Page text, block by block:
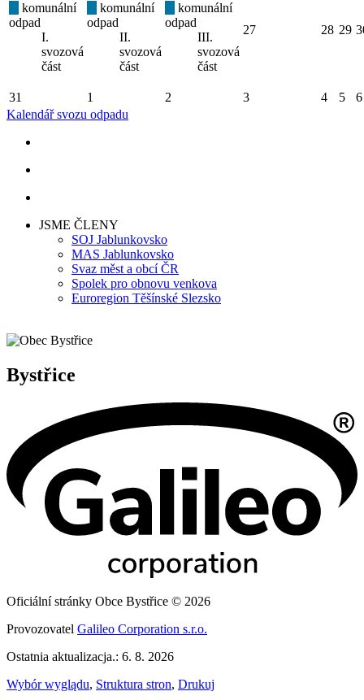
komunální
odpad
I.
svozová
část
komunální
odpad
II.
svozová
část
komunální
odpad
III.
svozová
část
27 28 29
31 1 2 3 4 5
6
Kalendář svozu odpadu
JSME ČLENY
SOJ Jablunkovsko
MAS Jablunkovsko
Svaz měst a obcí ČR
Spolek pro obnovu venkova
Euroregion Těšínské Slezsko
Bystřice
Oficiální stránky Obce Bystřice © 2026
Provozovatel Galileo Corporation s.r.o.
Ostatnia aktualizacja.: 6. 8. 2026
Wybór wyglądu, Struktura stron, Drukuj